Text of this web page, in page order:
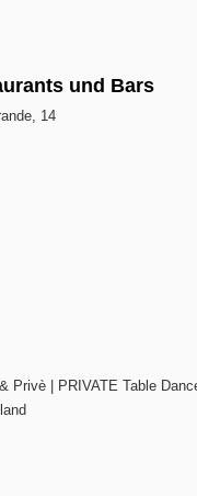
und Bars
14
Privè | PRIVATE Table